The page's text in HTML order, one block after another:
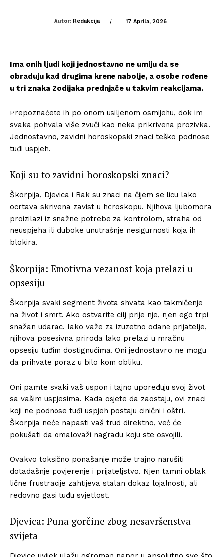
Autor: Redakcija / 17 Aprila, 2026
Ima onih ljudi koji jednostavno ne umiju da se
obraduju kad drugima krene nabolje, a osobe rođene
u tri znaka Zodijaka prednjače u takvim reakcijama.
Prepoznaćete ih po onom usiljenom osmijehu, dok im
svaka pohvala više zvuči kao neka prikrivena prozivka.
Jednostavno, zavidni horoskopski znaci teško podnose
tuđi uspjeh.
Koji su to zavidni horoskopski znaci?
Škorpija, Djevica i Rak su znaci na čijem se licu lako
ocrtava skrivena zavist u horoskopu. Njihova ljubomora
proizilazi iz snažne potrebe za kontrolom, straha od
neuspjeha ili duboke unutrašnje nesigurnosti koja ih
blokira.
Škorpija: Emotivna vezanost koja prelazi u
opsesiju
Škorpija svaki segment života shvata kao takmičenje
na život i smrt. Ako ostvarite cilj prije nje, njen ego trpi
snažan udarac. Iako važe za izuzetno odane prijatelje,
njihova posesivna priroda lako prelazi u mračnu
opsesiju tuđim dostignućima. Oni jednostavno ne mogu
da prihvate poraz u bilo kom obliku.
Oni pamte svaki vaš uspon i tajno upoređuju svoj život
sa vašim uspjesima. Kada osjete da zaostaju, ovi znaci
koji ne podnose tuđi uspjeh postaju cinični i oštri.
Škorpija neće napasti vaš trud direktno, već će
pokušati da omalovaži nagradu koju ste osvojili.
Ovakvo toksično ponašanje može trajno narušiti
dotadašnje povjerenje i prijateljstvo. Njen tamni oblak
lične frustracije zahtijeva stalan dokaz lojalnosti, ali
redovno gasi tuđu svjetlost.
Djevica: Puna gorčine zbog nesavršenstva
svijeta